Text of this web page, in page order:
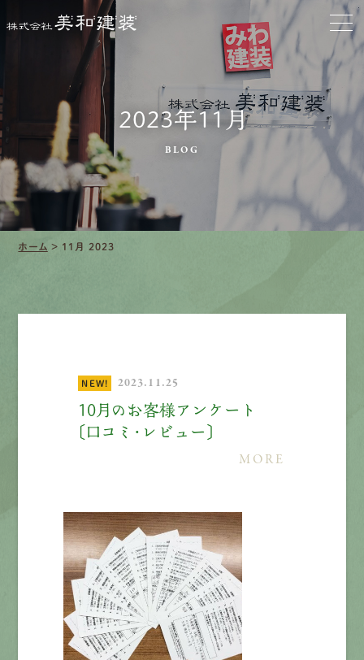
会社をきれいに
クリーニング
施工事例
口コミ・レビュー紹介
会社案内
採用情報
格者が、無料建物診断いたします!!
0120-44-2605
営業時間 8:00−18:00 ｜
定休日 日曜・祝日
2023年11月
BLOG
ホーム > 11月 2023
NEW!
2023.11.25
10月のお客様アンケート
〔口コミ・レビュー〕
MORE